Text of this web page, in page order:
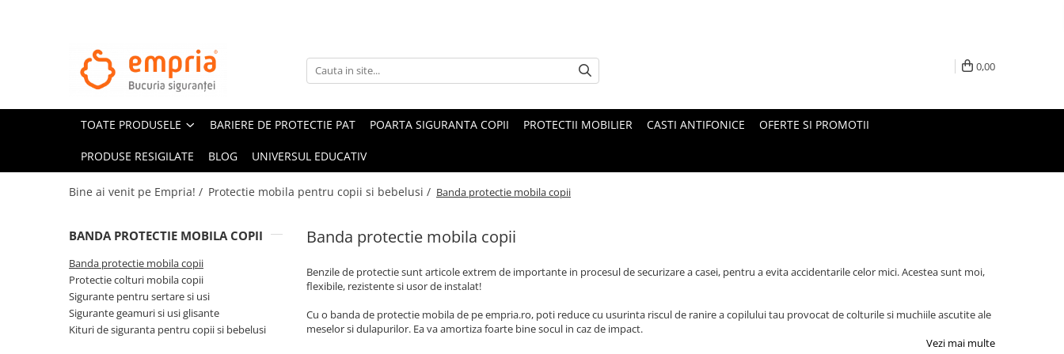
TOATE PRODUSELE
Oferte Protectii Laterale Pat
Bariere protectie pentru pat
Aparatori laterale patut bebe
Sigurante pentru sertare si usi
Sigurante geamuri si usi glisante
Kituri de siguranta pentru copii si
0,00
TOATE PRODUSELE BARIERE DE PROTECTIE PAT POARTA SIGURANTA COPII PROTECTII MOBILIER CASTI ANTIFONICE OFERTE SI PROMOTII
PRODUSE RESIGILATE BLOG UNIVERSUL EDUCATIV
Bine ai venit pe Empria! / Protectie mobila pentru copii si bebelusi / Banda protectie mobila copii
Banda protectie mobila copii
Benzile de protectie sunt articole extrem de importante in procesul de securizare a casei, pentru a evita accidentarile celor mici. Acestea sunt moi,
flexibile, rezistente si usor de instalat!
Cu o banda de protectie mobila de pe empria.ro, poti reduce cu usurinta riscul de ranire a copilului tau provocat de colturile si muchiile ascutite ale
meselor si dulapurilor. Ea va amortiza foarte bine socul in caz de impact.
Vezi mai multe
BANDA PROTECTIE MOBILA COPII
Banda protectie mobila copii
Protectie colturi mobila copii
Sigurante pentru sertare si usi
Sigurante geamuri si usi glisante
Kituri de siguranta pentru copii si bebelusi